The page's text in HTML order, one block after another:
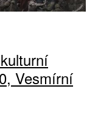
Vesmírní